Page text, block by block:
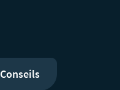
Conseils